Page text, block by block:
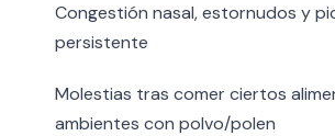
Congestión nasal, estornudos y
persistente
Molestias tras comer ciertos
ambientes con polvo/polen